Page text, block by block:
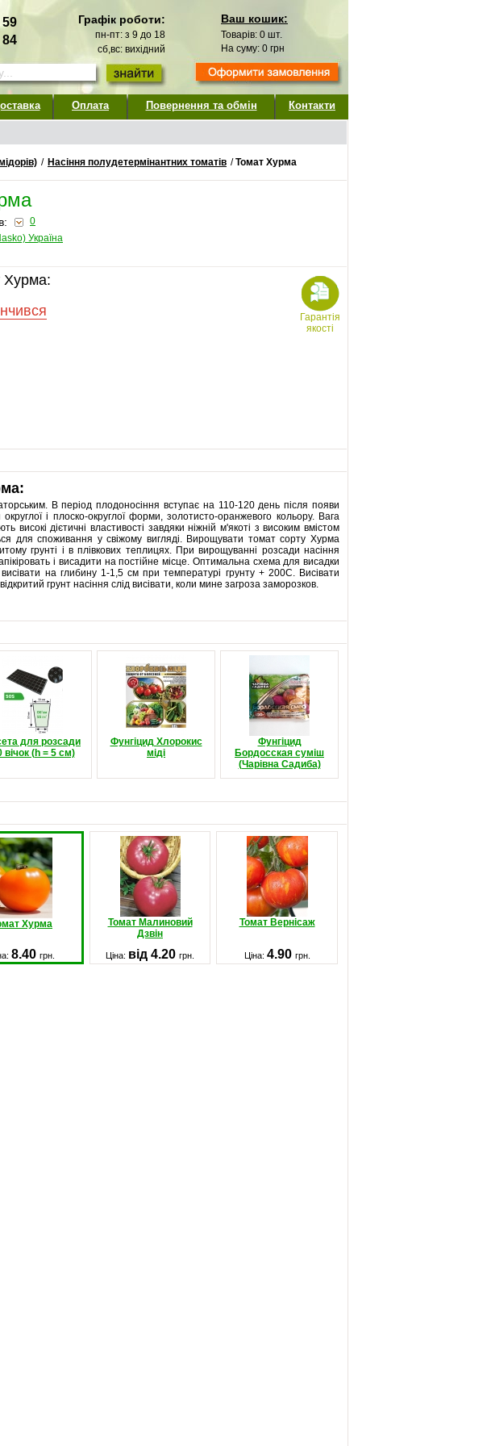
59
84
Графік роботи:
пн-пт: з 9 до 18
сб,вс: вихідний
Ваш кошик:
Товарів: 0 шт.
На суму: 0 грн
Оплата Повернення та обмін Контакти
/ Насіння полудетермінантних томатів /Томат Хурма
0
Україна
Хурма:
Гарантія
якості
В період плодоносіння вступає на 110-120 день після появи
і плоско-округлої форми, золотисто-оранжевого кольору. Вага
дієтичні властивості завдяки ніжній м'якоті з високим вмістом
для споживання у свіжому вигляді. Вирощувати томат сорту Хурма
грунті і в плівкових теплицях. При вирощуванні розсади насіння
і висадити на постійне місце. Оптимальна схема для висадки
на глибину 1-1,5 см при температурі грунту + 200С. Висівати
грунт насіння слід висівати, коли мине загроза заморозков.
для розсади
вічок (h = 5 см)
Фунгіцид Хлорокис
міді
Фунгіцид
Бордосская суміш
(Чарівна Садиба)
Хурма
Томат Малиновий
Дзвін
Томат Вернісаж
8.40 грн. Ціна: від 4.20 грн. Ціна: 4.90 грн.